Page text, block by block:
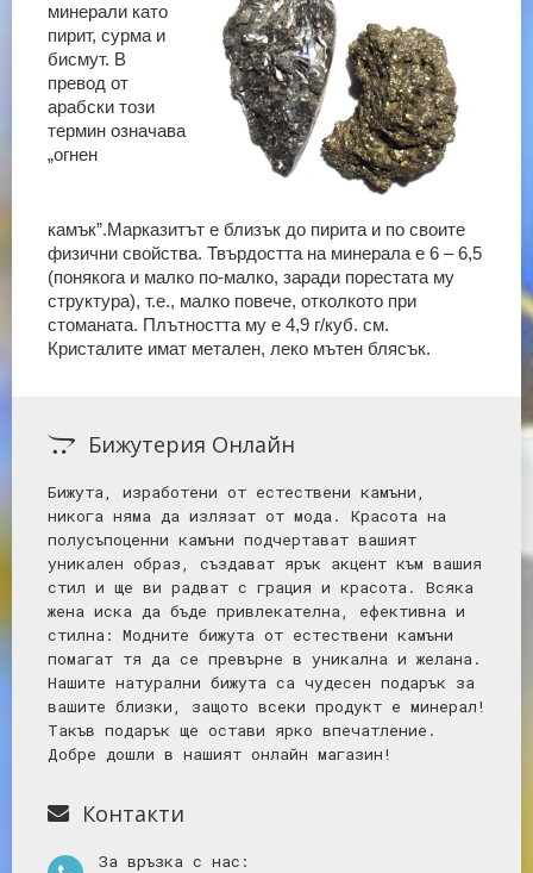
минерали като
пирит, сурма и
бисмут. В
превод от
арабски този
термин означава
„огнен
камък”.Марказитът е близък до пирита и по своите
физични свойства. Твърдостта на минерала е 6 – 6,5
(понякога и малко по-малко, заради порестата му
структура), т.е., малко повече, отколкото при
стоманата. Плътността му е 4,9 г/куб. см.
Кристалите имат метален, леко мътен блясък.
Бижутерия Онлайн
Бижута, изработени от естествени камъни,
никога няма да излязат от мода. Красота на
полусъпоценни камъни подчертават вашият
уникален образ, създават ярък акцент към вашия
стил и ще ви радват с грация и красота. Всяка
жена иска да бъде привлекателна, ефективна и
стилна: Mодните бижута от естествени камъни
помагат тя да се превърне в уникална и желана.
Нашите натурални бижута са чудесен подарък за
вашите близки, защото всеки продукт е минерал!
Такъв подарък ще остави ярко впечатление.
Добре дошли в нашият онлайн магазин!
Контакти
За връзка с нас: